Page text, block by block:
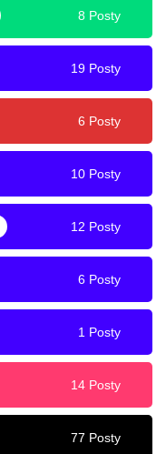
8 Posty
19 Posty
6 Posty
10 Posty
12 Posty
6 Posty
1 Posty
14 Posty
77 Posty